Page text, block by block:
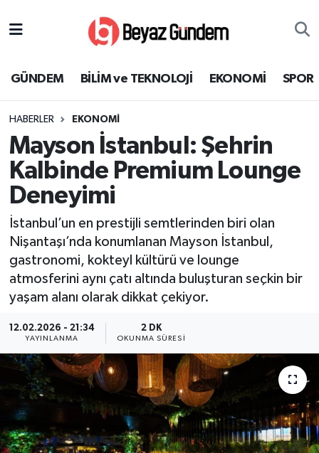
GÜNDEM BİLİM ve TEKNOLOJİ EKONOMİ SPOR
HABERLER EKONOMİ
Mayson İstanbul: Şehrin
Kalbinde Premium Lounge
Deneyimi
İstanbul’un en prestijli semtlerinden biri olan
Nişantaşı’nda konumlanan Mayson İstanbul,
gastronomi, kokteyl kültürü ve lounge
atmosferini aynı çatı altında buluşturan seçkin bir
yaşam alanı olarak dikkat çekiyor.
12.02.2026 - 21:34
YAYINLANMA
2 DK
OKUNMA SÜRESI
EKONOMİ
SPOR
SAĞLIK
EĞİTİM
KÜLTÜR SANAT
YEREL
Süper Lig Puan Durumu ve Fikstür
Tüm Manşetler
Son Dakika Haberleri
Haber Arşivi